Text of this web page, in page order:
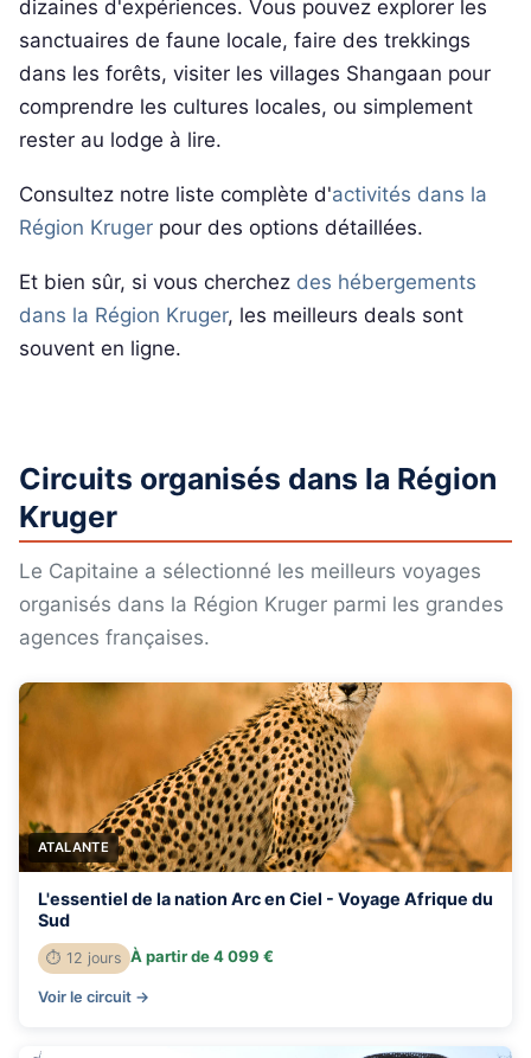
dizaines d'expériences. Vous pouvez explorer les
sanctuaires de faune locale, faire des trekkings
dans les forêts, visiter les villages Shangaan pour
comprendre les cultures locales, ou simplement
rester au lodge à lire.
Consultez notre liste complète d'activités dans la
Région Kruger pour des options détaillées.
Et bien sûr, si vous cherchez des hébergements
dans la Région Kruger, les meilleurs deals sont
souvent en ligne.
Circuits organisés dans la Région
Kruger
Le Capitaine a sélectionné les meilleurs voyages
organisés dans la Région Kruger parmi les grandes
agences françaises.
ATALANTE
L'essentiel de la nation Arc en Ciel - Voyage Afrique du
Sud
⏱ 12 jours À partir de 4 099 €
Voir le circuit →